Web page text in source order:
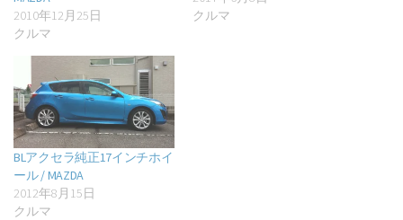
2010年12月25日
クルマ
クルマ
BLアクセラ純正17インチホイ
ール / MAZDA
2012年8月15日
クルマ